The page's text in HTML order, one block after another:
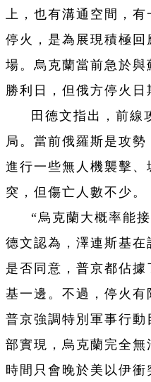
上，也有溝通空間，
停火，是為展現積極
場。烏克蘭當前急於
勝利日，但俄方停火日
田德文指出，前線
局。當前俄羅斯是攻
進行一些無人機襲擊
突，但傷亡人數不少。
“烏克蘭大概率能
德文認為，澤連斯基
是否同意，普京都佔
基一邊。不過，停火有
普京強調特別軍事行
部實現，烏克蘭完全
時間只會晚於美以伊衝